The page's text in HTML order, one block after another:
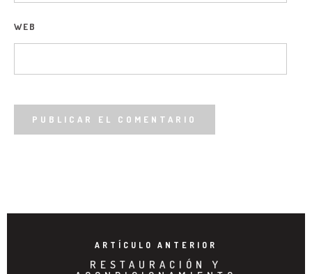
WEB
ARTÍCULO ANTERIOR
RESTAURACIÓN Y